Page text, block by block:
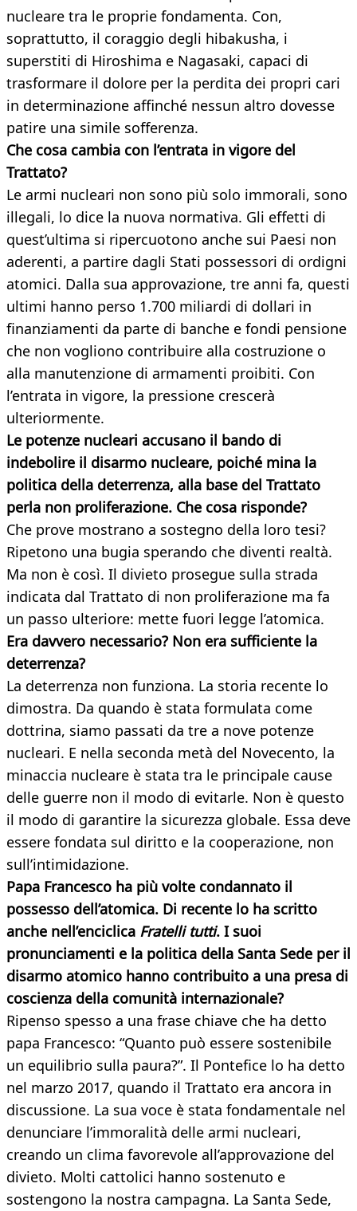
nucleare tra le proprie fondamenta. Con,
soprattutto, il coraggio degli hibakusha, i
superstiti di Hiroshima e Nagasaki, capaci di
trasformare il dolore per la perdita dei propri cari
in determinazione affinché nessun altro dovesse
patire una simile sofferenza.
Che cosa cambia con l’entrata in vigore del
Trattato?
Le armi nucleari non sono più solo immorali, sono
illegali, lo dice la nuova normativa. Gli effetti di
quest’ultima si ripercuotono anche sui Paesi non
aderenti, a partire dagli Stati possessori di ordigni
atomici. Dalla sua approvazione, tre anni fa, questi
ultimi hanno perso 1.700 miliardi di dollari in
finanziamenti da parte di banche e fondi pensione
che non vogliono contribuire alla costruzione o
alla manutenzione di armamenti proibiti. Con
l’entrata in vigore, la pressione crescerà
ulteriormente.
Le potenze nucleari accusano il bando di
indebolire il disarmo nucleare, poiché mina la
politica della deterrenza, alla base del Trattato
perla non proliferazione. Che cosa risponde?
Che prove mostrano a sostegno della loro tesi?
Ripetono una bugia sperando che diventi realtà.
Ma non è così. Il divieto prosegue sulla strada
indicata dal Trattato di non proliferazione ma fa
un passo ulteriore: mette fuori legge l’atomica.
Era davvero necessario? Non era sufficiente la
deterrenza?
La deterrenza non funziona. La storia recente lo
dimostra. Da quando è stata formulata come
dottrina, siamo passati da tre a nove potenze
nucleari. E nella seconda metà del Novecento, la
minaccia nucleare è stata tra le principale cause
delle guerre non il modo di evitarle. Non è questo
il modo di garantire la sicurezza globale. Essa deve
essere fondata sul diritto e la cooperazione, non
sull’intimidazione.
Papa Francesco ha più volte condannato il
possesso dell’atomica. Di recente lo ha scritto
anche nell’enciclica Fratelli tutti. I suoi
pronunciamenti e la politica della Santa Sede per il
disarmo atomico hanno contribuito a una presa di
coscienza della comunità internazionale?
Ripenso spesso a una frase chiave che ha detto
papa Francesco: “Quanto può essere sostenibile
un equilibrio sulla paura?”. Il Pontefice lo ha detto
nel marzo 2017, quando il Trattato era ancora in
discussione. La sua voce è stata fondamentale nel
denunciare l’immoralità delle armi nucleari,
creando un clima favorevole all’approvazione del
divieto. Molti cattolici hanno sostenuto e
sostengono la nostra campagna. La Santa Sede,